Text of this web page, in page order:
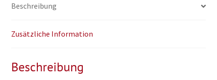
Beschreibung
Zusätzliche Information
Beschreibung